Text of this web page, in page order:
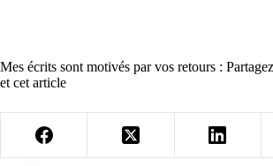
Mes écrits sont motivés par vos retours :
et cet article